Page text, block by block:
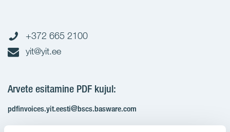
+372 665 2100
yit@yit.ee
Arvete esitamine PDF kujul:
pdfinvoices.yit.eesti@bscs.basware.com